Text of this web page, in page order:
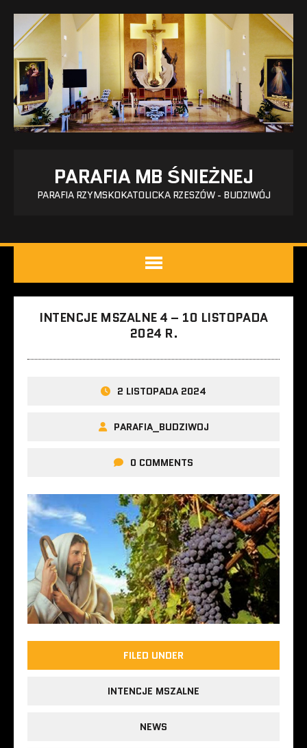
PARAFIA MB ŚNIEŻNEJ
PARAFIA RZYMSKOKATOLICKA RZESZÓW - BUDZIWÓJ
INTENCJE MSZALNE 4 – 10 LISTOPADA
2024 R.
2 LISTOPADA 2024
PARAFIA_BUDZIWOJ
0 COMMENTS
FILED UNDER
INTENCJE MSZALNE
NEWS